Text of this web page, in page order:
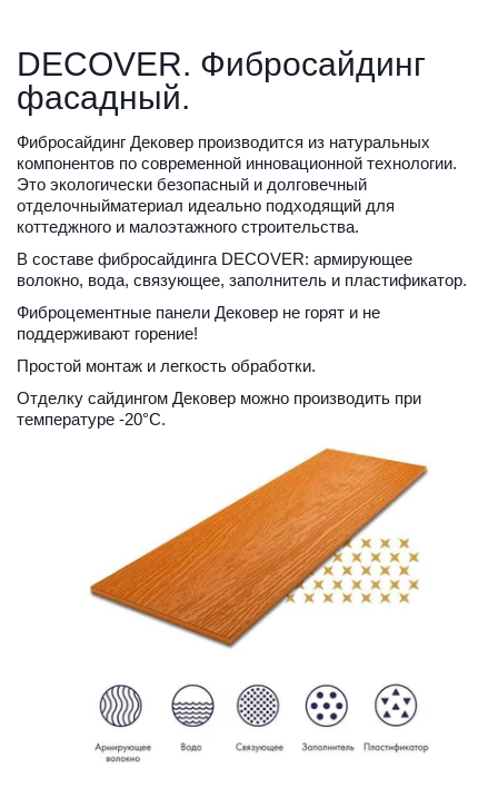
DECOVER. Фибросайдинг
фасадный.
Фибросайдинг Дековер производится из натуральных
компонентов по современной инновационной технологии.
Это экологически безопасный и долговечный
отделочныйматериал идеально подходящий для
коттеджного и малоэтажного строительства.
В составе фибросайдинга DECOVER: армирующее
волокно, вода, связующее, заполнитель и пластификатор.
Фиброцементные панели Дековер не горят и не
поддерживают горение!
Простой монтаж и легкость обработки.
Отделку сайдингом Дековер можно производить при
температуре -20°С.